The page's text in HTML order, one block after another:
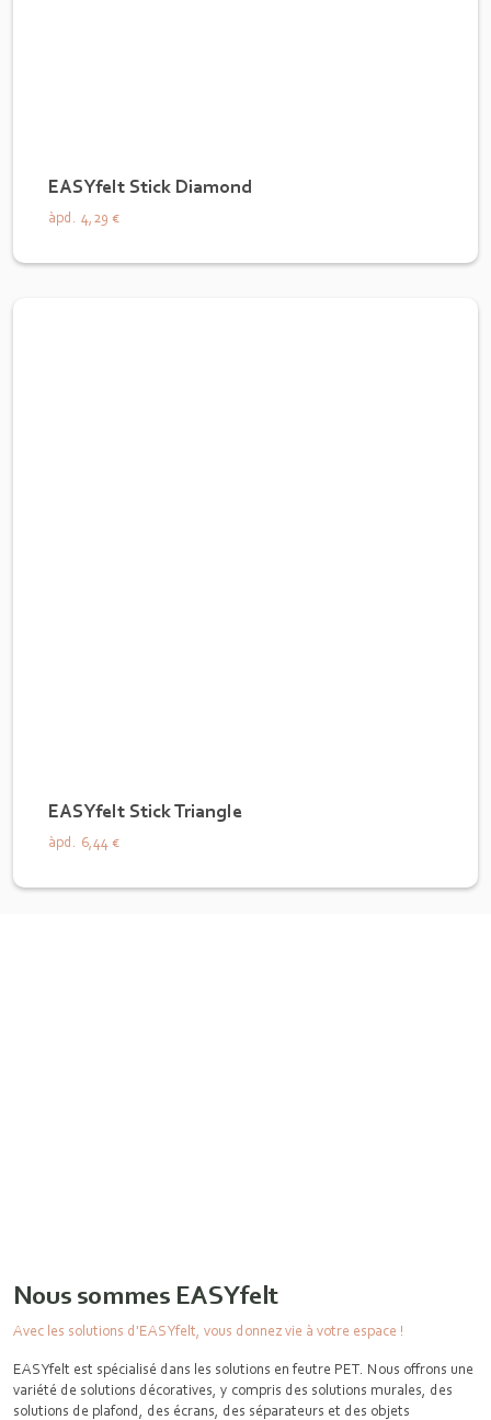
EASYfelt Stick Diamond
àpd. 4,29 €
EASYfelt Stick Triangle
àpd. 6,44 €
Nous sommes EASYfelt
Avec les solutions d'EASYfelt, vous donnez vie à votre espace !
EASYfelt est spécialisé dans les solutions en feutre PET. Nous offrons une
variété de solutions décoratives, y compris des solutions murales, des
solutions de plafond, des écrans, des séparateurs et des objets